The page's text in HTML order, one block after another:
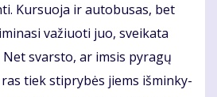
Kur­suo­ja ir au­to­bu­sas, bet
va­žiuo­ti juo, svei­ka­ta
svars­to, ar im­sis py­ra­gų
tiek stip­ry­bės jiems iš­min­ky­